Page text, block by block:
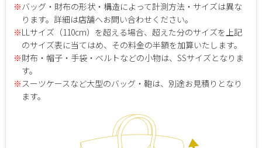
※バッグ・財布の形状・構造によって計測方法・サイズは異な
ります。詳細は店舗へお問い合わせください。
※LLサイズ（110cm）を超える場合、超えた分のサイズを上記
のサイズ表に当てはめ、その料金の半額を加算いたします。
※財布・帽子・手袋・ベルトなどの小物は、SSサイズとなりま
す。
※スーツケースなど大型のバッグ・鞄は、別途お見積りとなり
ます。